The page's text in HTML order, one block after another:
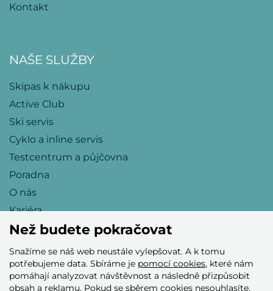
Kontakt
NAŠE SLUŽBY
Skipas k nákupu
Active Club
Ski servis
Cyklo a inline servis
Testcentrum a půjčovna
Poradna
O nás
Kariéra
Přijímáme tyto platební karty
Než budete pokračovat
Snažíme se náš web neustále vylepšovat. A k tomu
potřebujeme data. Sbíráme je pomocí cookies, které nám
pomáhají analyzovat návštěvnost a následně přizpůsobit
obsah a reklamu. Pokud se sběrem cookies nesouhlasíte,